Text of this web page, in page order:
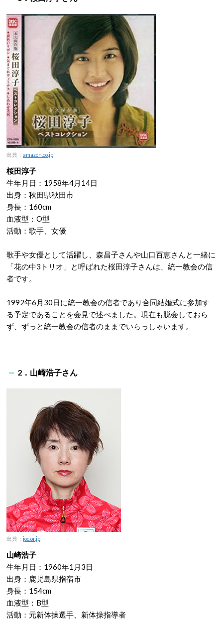
出典： amazon.co.jp
桜田淳子
生年月日：1958年4月14日
出身：秋田県秋田市
身長：160cm
血液型：O型
活動：歌手、女優
歌手や女優として活躍し、森昌子さんや山口百恵さんと一緒に
「花の中3トリオ」と呼ばれた桜田淳子さんは、統一教会の信
者です。
1992年6月30日に統一教会の信者であり合同結婚式に参加す
る予定であることを会見で述べました。現在も脱会しておら
ず、ずっと統一教会の信者のままでいらっしゃいます。
2．山崎浩子さん
出典： joc.or.jp
山崎浩子
生年月日：1960年1月3日
出身：鹿児島県指宿市
身長：154cm
血液型：B型
活動：元新体操選手、新体操指導者